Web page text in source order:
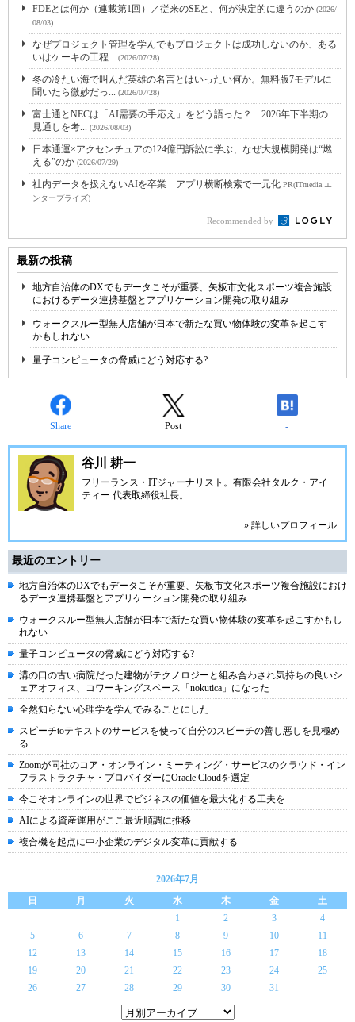
FDEとは何か（連載第1回）／従来のSEと、何が決定的に違うのか (2026/
08/03)
なぜプロジェクト管理を学んでもプロジェクトは成功しないのか、ある
いはケーキの工程... (2026/07/28)
冬の冷たい海で叫んだ英雄の名言とはいったい何か。無料版7モデルに
聞いたら微妙だっ... (2026/07/28)
富士通とNECは「AI需要の手応え」をどう語った？ 2026年下半期の
見通しを考... (2026/08/03)
日本通運×アクセンチュアの124億円訴訟に学ぶ、なぜ大規模開発は“燃
える”のか (2026/07/29)
社内データを扱えないAIを卒業 アプリ横断検索で一元化 PR(ITmedia エ
ンタープライズ)
Recommended by
最新の投稿
地方自治体のDXでもデータこそが重要、矢板市文化スポーツ複合施設
におけるデータ連携基盤とアプリケーション開発の取り組み
ウォークスルー型無人店舗が日本で新たな買い物体験の変革を起こす
かもしれない
量子コンピュータの脅威にどう対応する?
Share Post -
谷川 耕一
フリーランス・ITジャーナリスト。有限会社タルク・アイ
ティー 代表取締役社長。
» 詳しいプロフィール
最近のエントリー
地方自治体のDXでもデータこそが重要、矢板市文化スポーツ複合施設におけ
るデータ連携基盤とアプリケーション開発の取り組み
ウォークスルー型無人店舗が日本で新たな買い物体験の変革を起こすかもし
れない
量子コンピュータの脅威にどう対応する?
溝の口の古い病院だった建物がテクノロジーと組み合わされ気持ちの良いシ
ェアオフィス、コワーキングスペース「nokutica」になった
全然知らない心理学を学んでみることにした
スピーチtoテキストのサービスを使って自分のスピーチの善し悪しを見極め
る
Zoomが同社のコア・オンライン・ミーティング・サービスのクラウド・イン
フラストラクチャ・プロバイダーにOracle Cloudを選定
今こそオンラインの世界でビジネスの価値を最大化する工夫を
AIによる資産運用がここ最近順調に推移
複合機を起点に中小企業のデジタル変革に貢献する
2026年7月
日
月 火 水 木 金
土
1
2 3
4
5
6 7 8 9 10
11
12
13 14 15 16 17
18
19
20 21 22 23 24
25
26
27 28 29 30 31